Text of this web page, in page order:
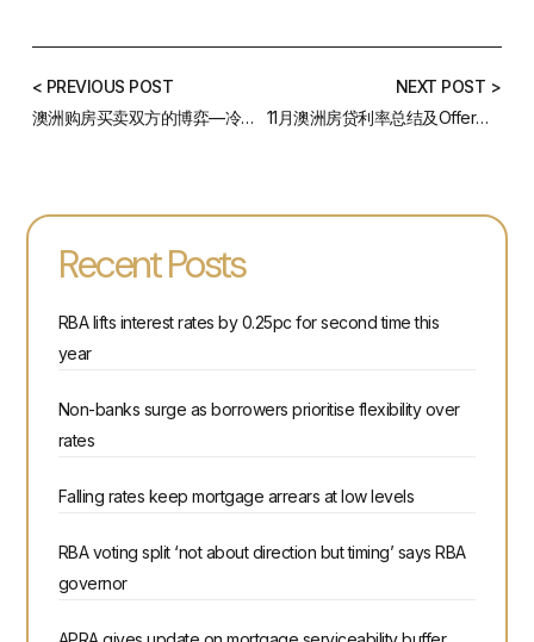
< PREVIOUS POST
澳洲购房买卖双方的博弈—冷静期
NEXT POST >
11月澳洲房贷利率总结及Offer汇总
Recent Posts
RBA lifts interest rates by 0.25pc for second time this
year
Non-banks surge as borrowers prioritise flexibility over
rates
Falling rates keep mortgage arrears at low levels
RBA voting split ‘not about direction but timing’ says RBA
governor